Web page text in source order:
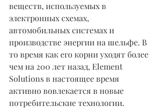
веществ, используемых в
электронных схемах,
автомобильных системах и
производстве энергии на шельфе. В
то время как его корни уходят более
чем на 200 лет назад, Element
Solutions в настоящее время
активно вовлекается в новые
потребительские технологии.